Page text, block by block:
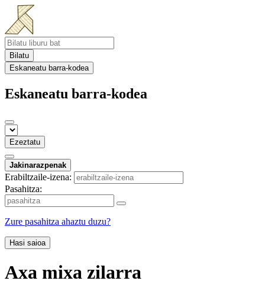
Bilatu
Eskaneatu barra-kodea
Eskaneatu barra-kodea
Ezeztatu
Jakinarazpenak
Erabiltzaile-izena:
Pasahitza:
Zure pasahitza ahaztu duzu?
Hasi saioa
Axa mixa zilarra